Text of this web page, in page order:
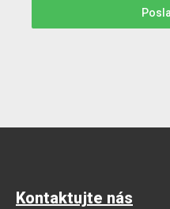
Kontaktujte nás